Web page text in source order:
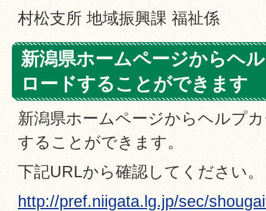
村松支所 地域振興課 福祉係
新潟県ホームページからヘ
ロードすることができます
新潟県ホームページからヘルプ
することができます。
下記URLから確認してください。
http://pref.niigata.lg.jp/sec/